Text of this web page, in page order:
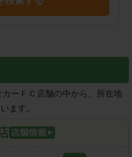
ーＦＣ店舗の中から、所在地
ます。